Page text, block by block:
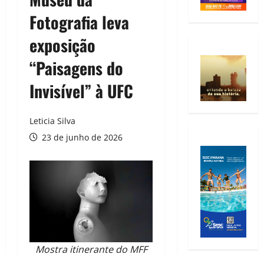
Fotografia leva
exposição
“Paisagens do
Invisível” à UFC
Leticia Silva
23 de junho de 2026
Mostra itinerante do MFF